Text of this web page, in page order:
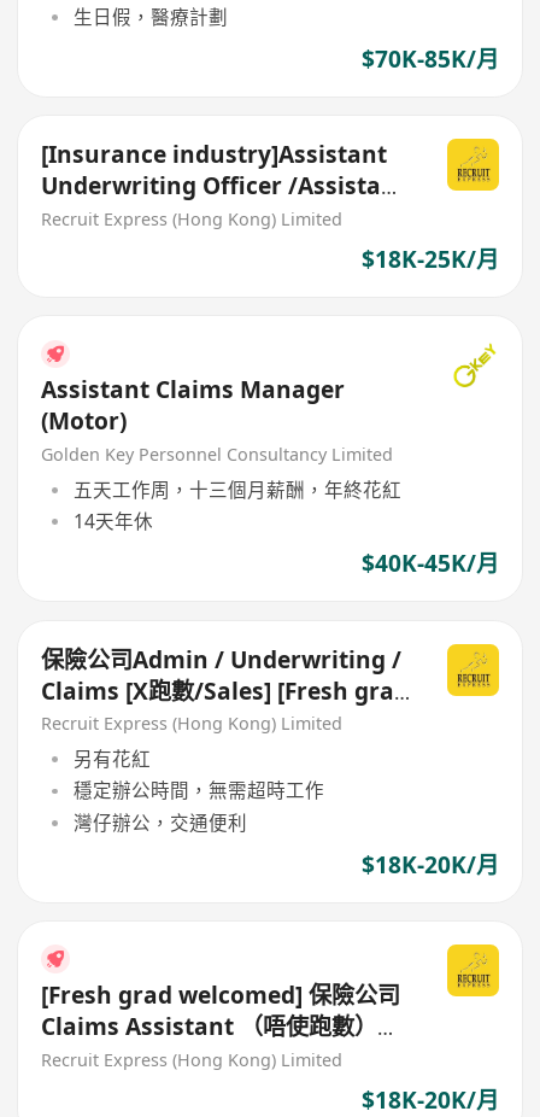
生日假，醫療計劃
$70K-85K/月
[Insurance industry]Assistant
Underwriting Officer /Assistant
Claims Officer
Recruit Express (Hong Kong) Limited
$18K-25K/月
Assistant Claims Manager
(Motor)
Golden Key Personnel Consultancy Limited
五天工作周，十三個月薪酬，年終花紅
14天年休
$40K-45K/月
保險公司Admin / Underwriting /
Claims [X跑數/Sales] [Fresh grad
都ok!]
Recruit Express (Hong Kong) Limited
另有花紅
穩定辦公時間，無需超時工作
灣仔辦公，交通便利
$18K-20K/月
[Fresh grad welcomed] 保險公司
Claims Assistant （唔使跑數）
（non Sales）
Recruit Express (Hong Kong) Limited
$18K-20K/月